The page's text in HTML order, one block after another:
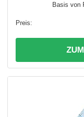
Basis von